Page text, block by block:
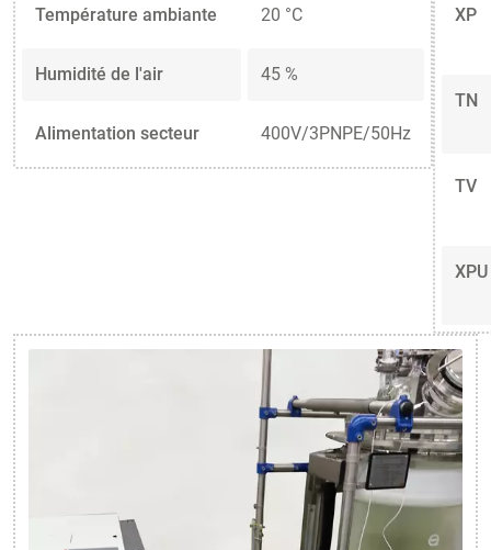
Température ambiante 20 °C
Humidité de l'air 45 %
Alimentation secteur 400V/3PNPE/50Hz
XP
TN
TV
XPU